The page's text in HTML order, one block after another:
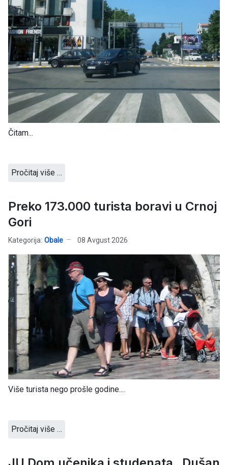
Čitam...
Pročitaj više …
Preko 173.000 turista boravi u Crnoj
Gori
Kategorija: Obale 08 Avgust 2026
Više turista nego prošle godine....
Pročitaj više …